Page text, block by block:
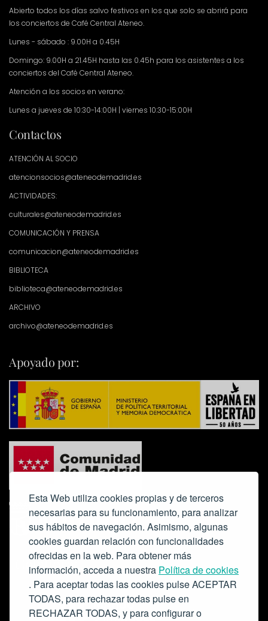
Esta Web utiliza cookies propias y de terceros
necesarias para su funcionamiento, para analizar
sus hábitos de navegación. Asimismo, algunas
cookies guardan relación con funcionalidades
ofrecidas en la web. Para obtener más
información, acceda a nuestra Política de cookies
. Para aceptar todas las cookies pulse ACEPTAR
TODAS, para rechazar todas pulse en
RECHAZAR TODAS, y para configurar o
Abierto todos los días salvo festivos en los que solo se abrirá para
los conciertos de Café Central Ateneo.
Lunes - sábado : 9.00H a 0.45H
Domingo: 9.00H a 21.45H hasta las 0.45h para los asistentes a los
conciertos del Café Central Ateneo.
Atención a los socios en verano:
Lunes a jueves de 10:30-14:00H | viernes 10:30-15:00H
Contactos
ATENCIÓN AL SOCIO
atencionsocios@ateneodemadrid.es
ACTIVIDADES:
culturales@ateneodemadrid.es
COMUNICACIÓN Y PRENSA
comunicacion@ateneodemadrid.es
BIBLIOTECA
biblioteca@ateneodemadrid.es
ARCHIVO
archivo@ateneodemadrid.es
Apoyado por:
Colabora: